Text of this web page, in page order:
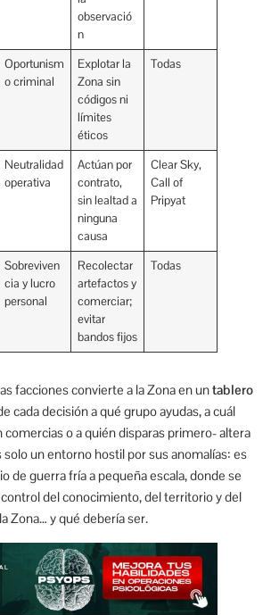
observació
n
Oportunism
o criminal
Explotar la
Zona sin
códigos ni
límites
éticos
Todas
Neutralidad
operativa
Actúan por
contrato,
sin lealtad a
ninguna
causa
Clear Sky,
Call of
Pripyat
Sobreviven
cia y lucro
personal
Recolectar
artefactos y
comerciar;
evitar
bandos fijos
Todas
facciones convierte a la Zona en untablero
cada decisión a qué grupo ayudas, a cuál
comercias o a quién disparas primero- altera
un entorno hostil por sus anomalías: es
de guerra fría a pequeña escala, donde se
del conocimiento, del territorio y del
Zona… y qué debería ser.